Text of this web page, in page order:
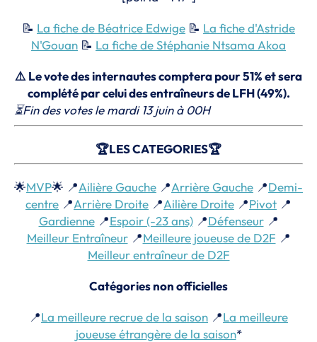
📝 La fiche de Béatrice Edwige 📝 La fiche d'Astride
N'Gouan 📝 La fiche de Stéphanie Ntsama Akoa
⚠️ Le vote des internautes comptera pour 51% et sera
complété par celui des entraîneurs de LFH (49%).
⏳Fin des votes le mardi 13 juin à 00H
🏆LES CATEGORIES🏆
🌟MVP🌟 📍Ailière Gauche 📍Arrière Gauche 📍Demi-
centre 📍Arrière Droite 📍Ailière Droite 📍Pivot 📍
Gardienne📍Espoir (-23 ans)📍Défenseur📍
Meilleur Entraîneur📍Meilleure joueuse de D2F 📍
Meilleur entraîneur de D2F
Catégories non officielles
📍La meilleure recrue de la saison 📍La meilleure
joueuse étrangère de la saison*